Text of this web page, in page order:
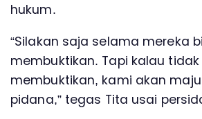
hukum.
“Silakan saja selama mereka
membuktikan. Tapi kalau tidak
membuktikan, kami akan
pidana,” tegas Tita usai